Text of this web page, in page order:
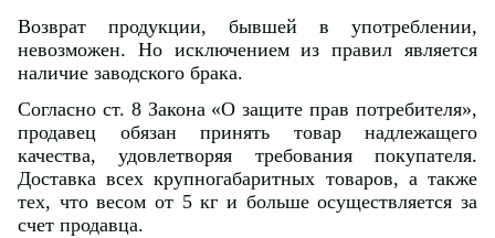
Возврат продукции, бывшей в употреблении,
невозможен. Но исключением из правил является
наличие заводского брака.
Согласно ст. 8 Закона «О защите прав потребителя»,
продавец обязан принять товар надлежащего
качества, удовлетворяя требования покупателя.
Доставка всех крупногабаритных товаров, а также
тех, что весом от 5 кг и больше осуществляется за
счет продавца.